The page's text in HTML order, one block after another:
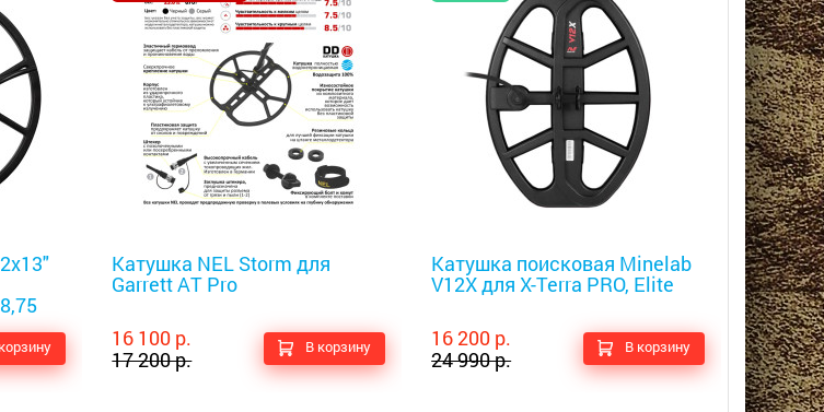
Катушка NEL Storm для
Garrett AT Pro
16 100 р.
17 200 р.
В корзину
Катушка поисковая Minelab
V12X для X-Terra PRO, Elite
16 200 р.
24 990 р.
В корзину